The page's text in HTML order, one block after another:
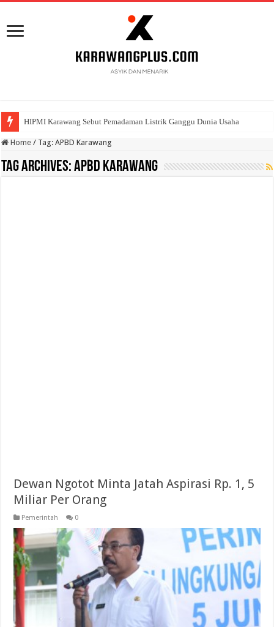
HIPMI Karawang Sebut Pemadaman Listrik Ganggu Dunia Usaha
Home / Tag:APBD Karawang
Tag Archives:APBD Karawang
Dewan Ngotot Minta Jatah Aspirasi Rp. 1, 5
Miliar Per Orang
Pemerintah 0